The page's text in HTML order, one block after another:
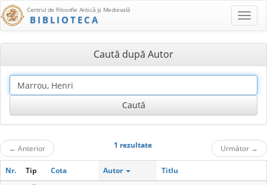
Centrul de Filosofie Antică şi Medievală
BIBLIOTECA
Caută după Autor
← Anterior 1 rezultate Următor →
Nr. Tip Cota Autor Titlu